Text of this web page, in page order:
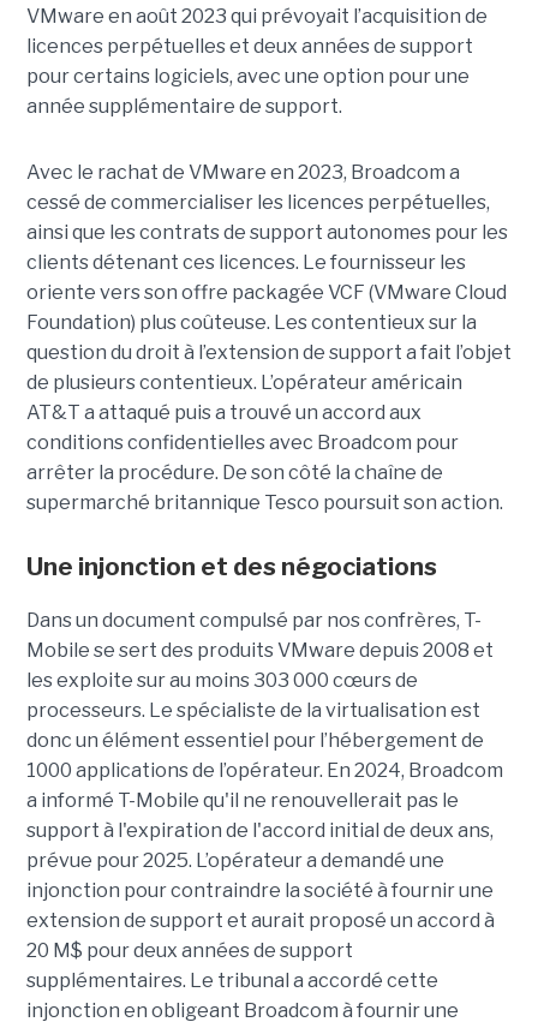
VMware en août 2023 qui prévoyait l’acquisition de
licences perpétuelles et deux années de support
pour certains logiciels, avec une option pour une
année supplémentaire de support.
Avec le rachat de VMware en 2023, Broadcom a
cessé de commercialiser les licences perpétuelles,
ainsi que les contrats de support autonomes pour les
clients détenant ces licences. Le fournisseur les
oriente vers son offre packagée VCF (VMware Cloud
Foundation) plus coûteuse. Les contentieux sur la
question du droit à l’extension de support a fait l’objet
de plusieurs contentieux. L’opérateur américain
AT&T a attaqué puis a trouvé un accord aux
conditions confidentielles avec Broadcom pour
arrêter la procédure. De son côté la chaîne de
supermarché britannique Tesco poursuit son action.
Une injonction et des négociations
Dans un document compulsé par nos confrères, T-
Mobile se sert des produits VMware depuis 2008 et
les exploite sur au moins 303 000 cœurs de
processeurs. Le spécialiste de la virtualisation est
donc un élément essentiel pour l’hébergement de
1000 applications de l’opérateur. En 2024, Broadcom
a informé T-Mobile qu'il ne renouvellerait pas le
support à l'expiration de l'accord initial de deux ans,
prévue pour 2025. L’opérateur a demandé une
injonction pour contraindre la société à fournir une
extension de support et aurait proposé un accord à
20 M$ pour deux années de support
supplémentaires. Le tribunal a accordé cette
injonction en obligeant Broadcom à fournir une